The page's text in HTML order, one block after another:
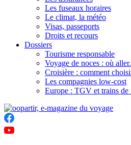
Les fuseaux horaires
Le climat, la météo
Visas, passeports
Droits et recours
Dossiers
Tourisme responsable
Voyage de noces : où
Croisière : comment
Les compagnies low-cost
Europe : TGV et trains de